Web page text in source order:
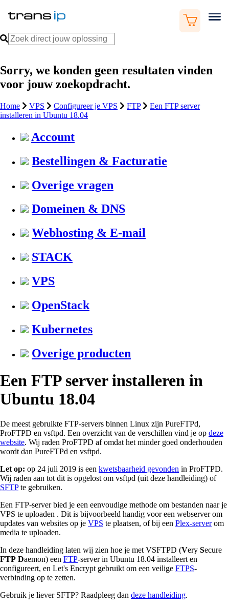
Sorry, we konden geen resultaten vinden
voor jouw zoekopdracht.
Home VPS Configureer je VPS FTP
Een FTP server
installeren in Ubuntu 18.04
Account
Bestellingen & Facturatie
Overige vragen
Domeinen & DNS
Webhosting & E-mail
STACK
VPS
OpenStack
Kubernetes
Overige producten
Een FTP server installeren in
Ubuntu 18.04
De meest gebruikte FTP-servers binnen Linux zijn PureFTPd,
ProFTPD en vsftpd. Een overzicht van de verschillen vind je op deze
website. Wij raden ProFTPD af omdat het minder goed onderhouden
wordt dan PureFTPd en vsftpd.
Let op: op 24 juli 2019 is een kwetsbaarheid gevonden in ProFTPD.
Wij raden aan tot dit is opgelost om vsftpd (uit deze handleiding) of
SFTPte gebruiken.
Een FTP-server bied je een eenvoudige methode om bestanden naar je
VPS te uploaden . Dit is bijvoorbeeld handig voor een webserver om
updates van websites op je VPS te plaatsen, of bij een Plex-serverom
media te uploaden.
In deze handleiding laten wij zien hoe je met VSFTPD (Very Secure
FTP Daemon) een FTP-server in Ubuntu 18.04 installeert en
configureert, en Let's Encrypt gebruikt om een veilige FTPS-
verbinding op te zetten.
Gebruik je liever SFTP? Raadpleeg dan deze handleiding.